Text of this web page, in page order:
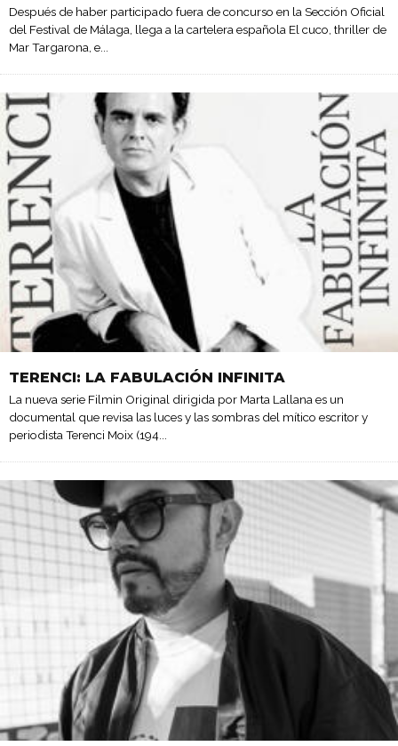
Después de haber participado fuera de concurso en la Sección Oficial
del Festival de Málaga, llega a la cartelera española El cuco, thriller de
Mar Targarona, e
TERENCI: LA FABULACIÓN INFINITA
La nueva serie Filmin Original dirigida por Marta Lallana es un
documental que revisa las luces y las sombras del mítico escritor y
periodista Terenci Moix (194...